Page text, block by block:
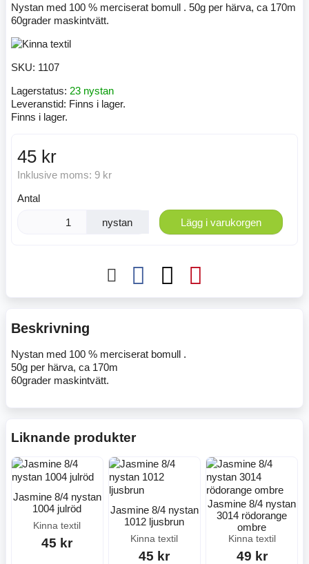
Nystan med 100 % merciserat bomull . 50g per härva, ca 170m
60grader maskintvätt.
SKU: 1107
Lagerstatus: 23 nystan
Leveranstid: Finns i lager.
Finns i lager.
45 kr
Inklusive moms: 9 kr
Antal
nystan Lägg i varukorgen
Beskrivning
Nystan med 100 % merciserat bomull .
50g per härva, ca 170m
60grader maskintvätt.
Liknande produkter
Jasmine 8/4 nystan
1004 julröd
Kinna textil
45 kr
Jasmine 8/4 nystan
1012 ljusbrun
Kinna textil
45 kr
Jasmine 8/4 nystan
3014 rödorange
ombre
Kinna textil
49 kr